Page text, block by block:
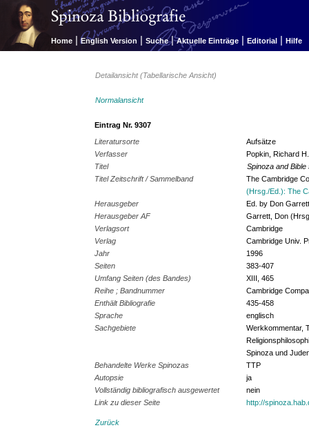
Home | English Version | Suche | Aktuelle Einträge | Editorial | Hilfe
Detailansicht (Tabellarische Ansicht)
Normalansicht
Eintrag Nr. 9307
Literatursorte
Aufsätze
Verfasser
Popkin, Richard H.
Titel
Spinoza and
Titel Zeitschrift / Sammelband
The Cambridge
(Hrsg./Ed.): The
Herausgeber
Ed. by Don
Herausgeber AF
Garrett, Don
Verlagsort
Cambridge
Verlag
Cambridge Univ.
Jahr
1996
Seiten
383-407
Umfang Seiten (des Bandes)
XIII, 465
Reihe ; Bandnummer
Cambridge
Enthält Bibliografie
435-458
Sprache
englisch
Sachgebiete
Werkkommentar,
Spinoza und
Behandelte Werke Spinozas
TTP
Autopsie
ja
Vollständig bibliografisch ausgewertet
nein
Link zu dieser Seite
http://
Zurück